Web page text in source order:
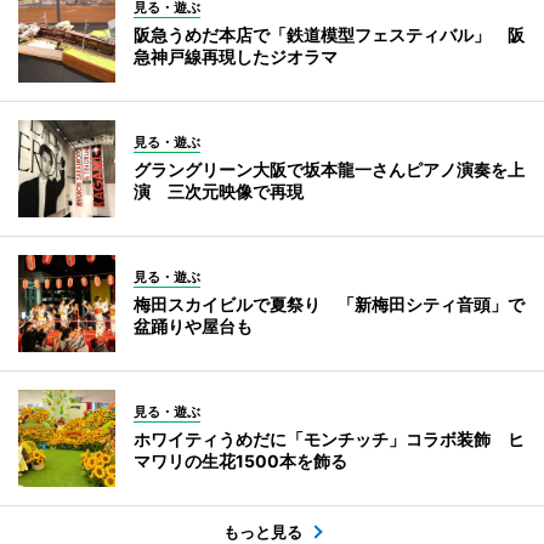
見る・遊ぶ
阪急うめだ本店で「鉄道模型フェスティバル」 阪
急神戸線再現したジオラマ
見る・遊ぶ
グラングリーン大阪で坂本龍一さんピアノ演奏を上
演 三次元映像で再現
見る・遊ぶ
梅田スカイビルで夏祭り 「新梅田シティ音頭」で
盆踊りや屋台も
見る・遊ぶ
ホワイティうめだに「モンチッチ」コラボ装飾 ヒ
マワリの生花1500本を飾る
もっと見る